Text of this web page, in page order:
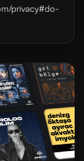
privacy#do-